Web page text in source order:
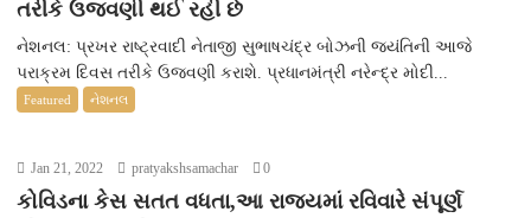
તરીકે ઉજવણી થઈ રહી છે
નેશનલ: પ્રખર રાષ્ટ્રવાદી નેતાજી સુભાષચંદ્ર બોઝની જયંતિની આજે
પરાક્રમ દિવસ તરીકે ઉજવણી કરાશે. પ્રધાનમંત્રી નરેન્દ્ર મોદી...
Featured નેશનલ
Jan 21, 2022 pratyakshsamachar 0
કોવિડના કેસ સતત વધતા,આ રાજ્યમાં રવિવારે સંપૂર્ણ